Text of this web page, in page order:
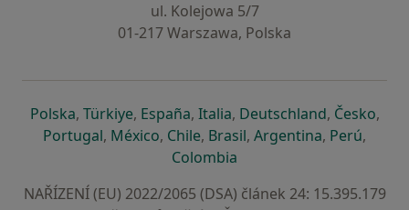
ul. Kolejowa 5/7
01-217 Warszawa, Polska
Polskase otevře v nové záložce
, Türkiyese otevře v nové záložce
, Españase otevře v nové záložce
, Italiase otevře v nové záložce
, Deutschlandse otevře v
, Českose
,
Portugalse otevře v nové záložce
, Méxicose otevře v nové záložce
, Chilese otevře v nové záložce
, Brasilse otevře v nové
, Argentinase otevře v
, Perúse
,
Colombia
NAŘÍZENÍ (EU) 2022/2065 (DSA) článek 24: 15.395.179